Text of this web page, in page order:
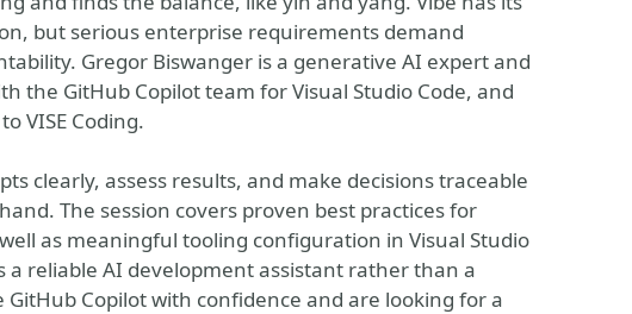
but serious enterprise requirements demand
Gregor Biswanger is a generative AI expert and
the GitHub Copilot team for Visual Studio Code, and
VISE Coding.
clearly, assess results, and make decisions traceable
The session covers proven best practices for
as meaningful tooling configuration in Visual Studio
a reliable AI development assistant rather than a
Copilot with confidence and are looking for a